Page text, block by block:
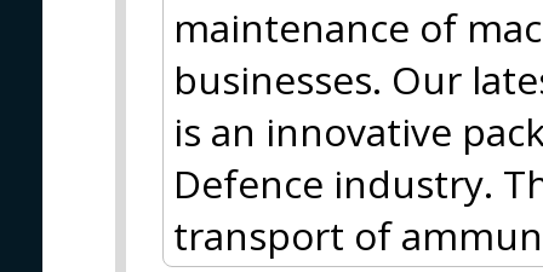
maintenance of
businesses. Our
is an innovative
Defence industry.
transport of